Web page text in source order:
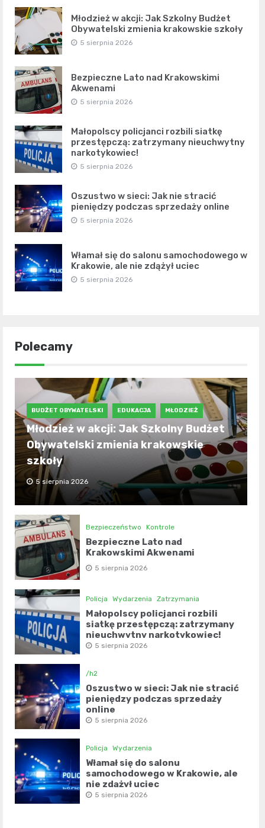
Młodzież w akcji: Jak Szkolny Budżet
Obywatelski zmienia krakowskie szkoły
5 sierpnia 2026
Bezpieczne Lato nad Krakowskimi
Akwenami
5 sierpnia 2026
Małopolscy policjanci rozbili siatkę
przestępczą: zatrzymany nieuchwytny
narkotykowiec!
5 sierpnia 2026
Oszustwo w sieci: Jak nie stracić
pieniędzy podczas sprzedaży online
5 sierpnia 2026
Włamał się do salonu samochodowego w
Krakowie, ale nie zdążył uciec
5 sierpnia 2026
Polecamy
BUDŻET OBYWATELSKI EDUKACJA MŁODZIEŻ
Młodzież w akcji: Jak Szkolny Budżet
Obywatelski zmienia krakowskie
szkoły
5 sierpnia 2026
Bezpieczeństwo Kontrole
Bezpieczne Lato nad
Krakowskimi Akwenami
5 sierpnia 2026
Policja Wydarzenia Zatrzymania
Małopolscy policjanci rozbili
siatkę przestępczą: zatrzymany
nieuchwytny narkotykowiec!
5 sierpnia 2026
/h2
Oszustwo w sieci: Jak nie stracić
pieniędzy podczas sprzedaży
online
5 sierpnia 2026
Policja Wydarzenia
Włamał się do salonu
samochodowego w Krakowie, ale
nie zdążył uciec
5 sierpnia 2026